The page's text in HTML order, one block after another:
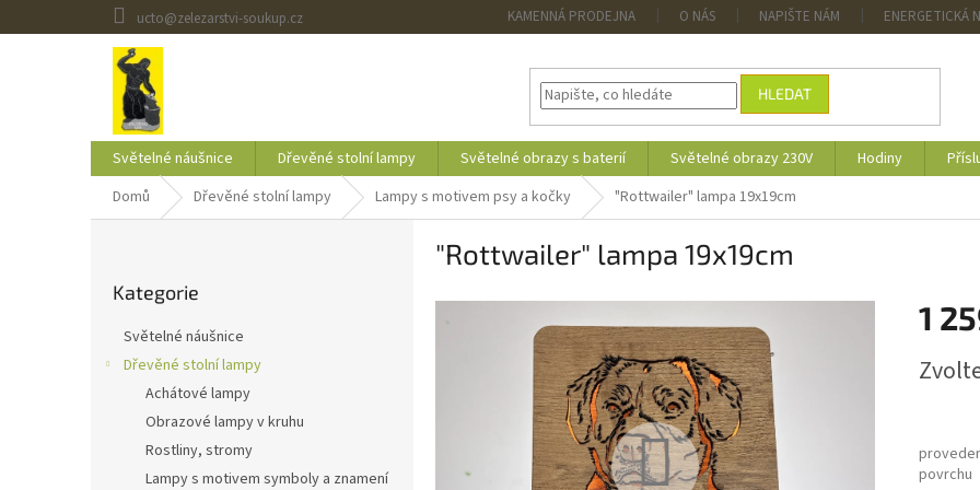
na
ucto@zelezarstvi-soukup.cz KAMENNÁ PRODEJNA O NÁS NAPIŠTE NÁM ENERGETICKÁ
HLEDAT
Světelné náušnice Dřevěné stolní lampy Světelné obrazy s baterií Světelné obrazy 230V Hodiny
Domů
Dřevěné stolní lampy Lampy s motivem psy a kočky "Rottwailer" lampa 19x19cm
kategorie
Kategorie
Světelné náušnice
Dřevěné stolní lampy
Achátové lampy
Obrazové lampy v kruhu
Rostliny, stromy
Lampy s motivem symboly a znamení
"Rottwailer" lampa 19x19cm
1
cena:
povrchu